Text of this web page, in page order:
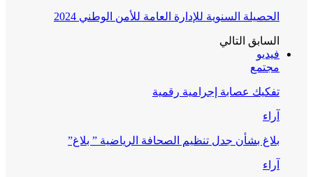
الحصيلة السنوية للإدارة العامة للأمن الوطني 2024
السابق التالي
فيديو
مجتمع
تفكيك عصابة إجرامية رقمية
آراء
بلاغ بشأن جدل تنظيم الصحافة الرياضية ” بلاغ”
آراء